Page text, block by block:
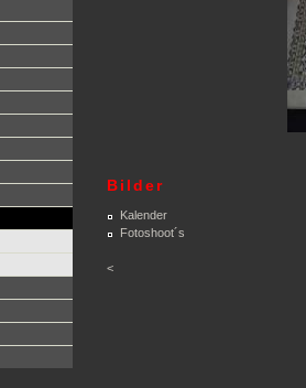
Bilder
Kalender
Fotoshoot´s
<